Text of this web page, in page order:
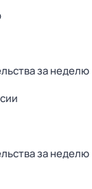
за неделю
за неделю